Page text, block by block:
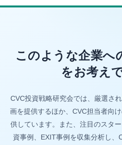
このような企業へ
をお考え
CVC投資戦略研究会では、厳選さ
画を提供するほか、CVC担当者向
供しています。また、注目のスタ
資事例、EXIT事例を収集分析し、